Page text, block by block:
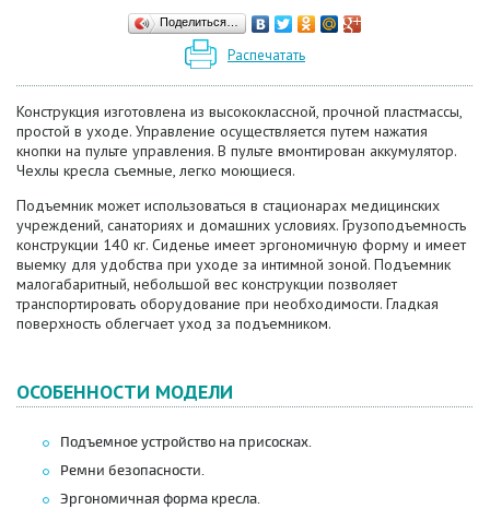
Поделиться…
Распечатать
Конструкция изготовлена из высококлассной, прочной пластмассы,
простой в уходе. Управление осуществляется путем нажатия
кнопки на пульте управления. В пульте вмонтирован аккумулятор.
Чехлы кресла съемные, легко моющиеся.
Подъемник может использоваться в стационарах медицинских
учреждений, санаториях и домашних условиях. Грузоподъемность
конструкции 140 кг. Сиденье имеет эргономичную форму и имеет
выемку для удобства при уходе за интимной зоной. Подъемник
малогабаритный, небольшой вес конструкции позволяет
транспортировать оборудование при необходимости. Гладкая
поверхность облегчает уход за подъемником.
ОСОБЕННОСТИ МОДЕЛИ
Подъемное устройство на присосках.
Ремни безопасности.
Эргономичная форма кресла.